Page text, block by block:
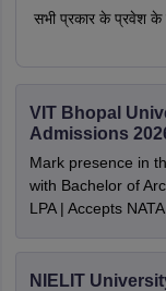
सभी प्रकार के प्रवेश
VIT Bhopal
Admissions
Mark presence in
with Bachelor of
LPA | Accepts
NIELIT